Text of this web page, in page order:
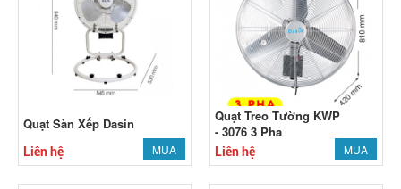
Quạt Sàn Xếp Dasin
Liên hệ MUA
Quạt Treo Tường KWP
- 3076 3 Pha
Liên hệ MUA